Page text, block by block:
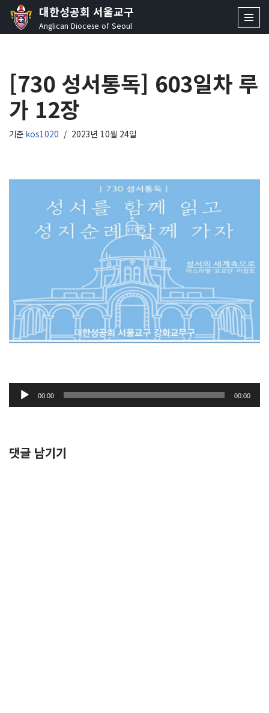
콘
로
너
뛰
기
대한성공회 서울교구
Anglican Diocese of Seoul
[730 성서통독] 603일차 루
가 12장
기준 kos1020 2023년 10월 24일
레
이
00:00 00:00
댓글 남기기